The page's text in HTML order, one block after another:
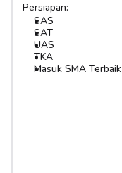
Persiapan:
SAS
SAT
UAS
TKA
Masuk SMA Terbaik